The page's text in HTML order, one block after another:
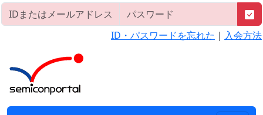
ID・パスワードを忘れた ｜ 入会方法